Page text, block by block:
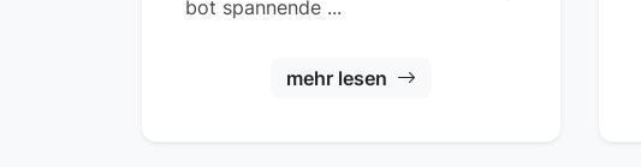
bot spannende ...
mehr lesen